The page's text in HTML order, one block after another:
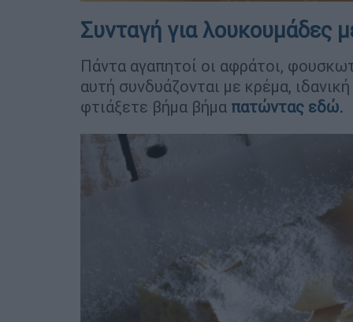
Συνταγή για λουκουμάδες
Πάντα αγαπητοί οι αφράτοι,
αυτή συνδυάζονται με κρέμα,
φτιάξετε βήμα βήμα πατώντας εδώ.